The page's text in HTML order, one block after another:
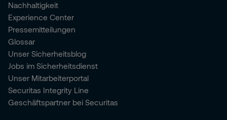
Nachhaltigkeit
Experience Center
Pressemitteilungen
Glossar
Unser Sicherheitsblog
Jobs im Sicherheitsdienst
Unser Mitarbeiterportal
Securitas Integrity Line
Geschäftspartner bei Securitas